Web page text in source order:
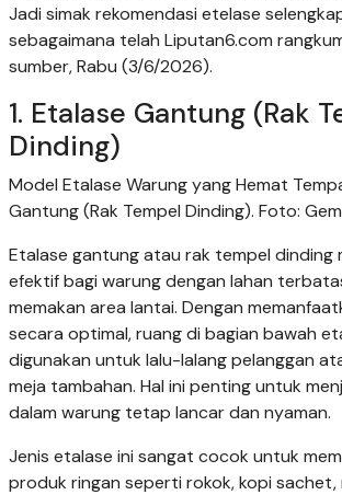
Jadi simak rekomendasi etelase
sebagaimana telah Liputan6.com
sumber, Rabu (3/6/2026).
1. Etalase Gantung (Rak
Dinding)
Model Etalase Warung yang Hemat
Gantung (Rak Tempel Dinding). Foto:
Etalase gantung atau rak tempel dinding
efektif bagi warung dengan lahan
memakan area lantai. Dengan
secara optimal, ruang di bagian bawah
digunakan untuk lalu-lalang pelanggan
meja tambahan. Hal ini penting untuk
dalam warung tetap lancar dan nyaman.
Jenis etalase ini sangat cocok untuk
produk ringan seperti rokok, kopi sachet,